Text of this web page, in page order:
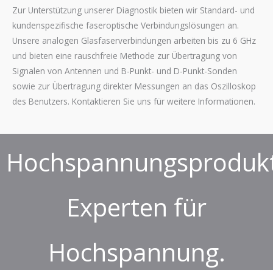
Zur Unterstützung unserer Diagnostik bieten wir Standard- und
kundenspezifische faseroptische Verbindungslösungen an.
Unsere analogen Glasfaserverbindungen arbeiten bis zu 6 GHz
und bieten eine rauschfreie Methode zur Übertragung von
Signalen von Antennen und B-Punkt- und D-Punkt-Sonden
sowie zur Übertragung direkter Messungen an das Oszilloskop
des Benutzers. Kontaktieren Sie uns für weitere Informationen.
Experten für
Hochspannung.